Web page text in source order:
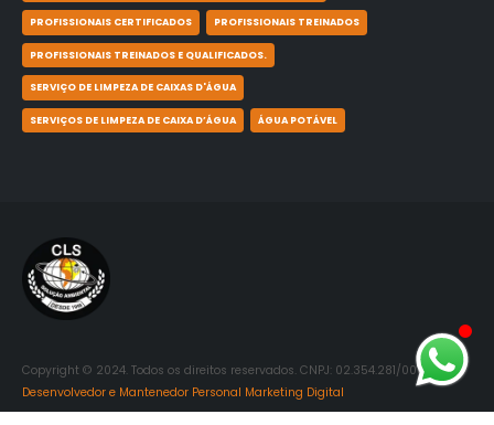
PROFISSIONAIS CERTIFICADOS PROFISSIONAIS TREINADOS
PROFISSIONAIS TREINADOS E QUALIFICADOS.
SERVIÇO DE LIMPEZA DE CAIXAS D'ÁGUA
SERVIÇOS DE LIMPEZA DE CAIXA D’ÁGUA ÁGUA POTÁVEL
Copyright © 2024. Todos os direitos reservados. CNPJ: 02.354.281/0001-06.
Desenvolvedor e Mantenedor Personal Marketing Digital